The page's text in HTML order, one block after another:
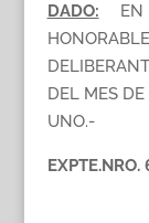
DADO: EN
DEL MES
UNO.-